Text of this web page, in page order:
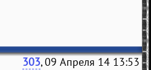
303, 09 Апреля 14 13:53